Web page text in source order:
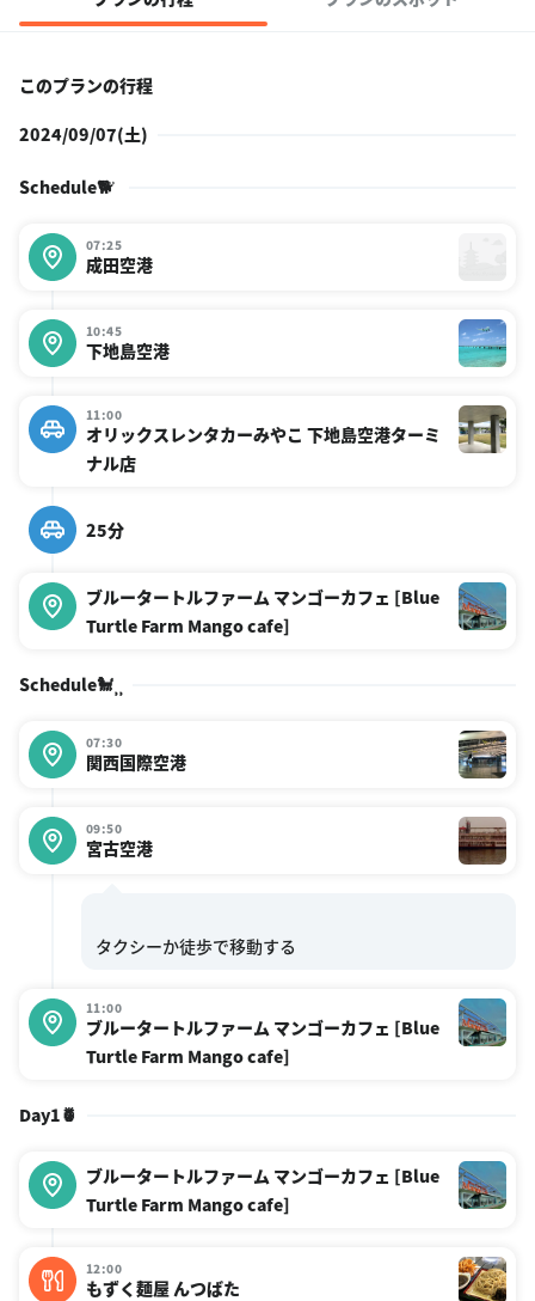
このプランの行程
2024/09/07(土)
Schedule🐕 ͗ ͗
07:25
成田空港
10:45
下地島空港
11:00
オリックスレンタカーみやこ 下地島空港ターミ
ナル店
25分
ブルータートルファーム マンゴーカフェ [Blue
Turtle Farm Mango cafe]
Schedule🐩⸒⸒
07:30
関西国際空港
09:50
宮古空港
11:00
ブルータートルファーム マンゴーカフェ [Blue
Turtle Farm Mango cafe]
Day1🍍
ブルータートルファーム マンゴーカフェ [Blue
Turtle Farm Mango cafe]
12:00
もずく麺屋 んつばた